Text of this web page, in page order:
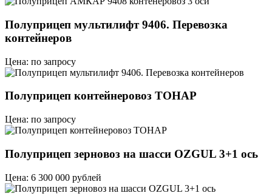
Полуприцеп мультилифт 9406. Перевозка
контейнеров
Цена: по запросу
Полуприцеп контейнеровоз ТОНАР
Цена: по запросу
Полуприцеп зерновоз на шасси OZGUL 3+1 ось
Цена: 6 300 000 рублей